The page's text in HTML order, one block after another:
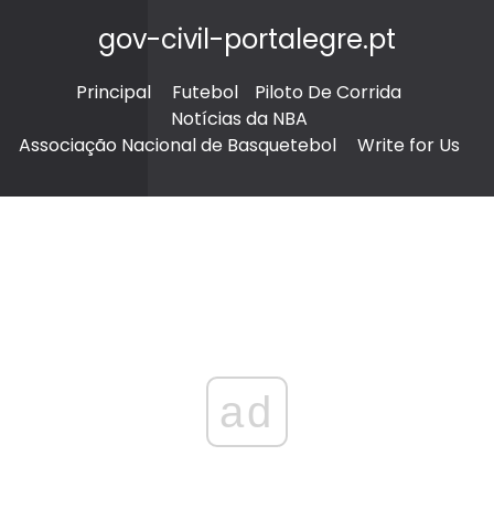
gov-civil-portalegre.pt
Principal Futebol
Piloto De Corrida
Notícias da NBA
Associação Nacional de Basquetebol
Write for Us
ad